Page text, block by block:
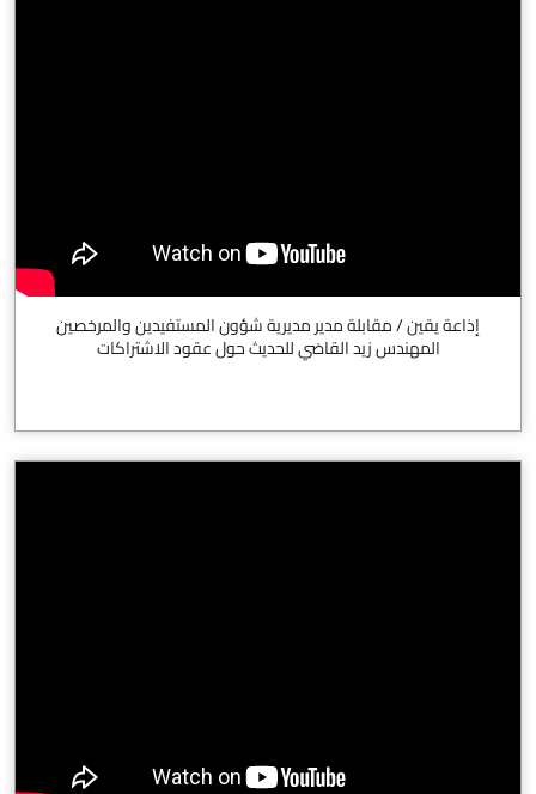
إذاعة يقين / مقابلة مدير مديرية شؤون المستفيدين والمرخصين
المهندس زيد القاضي للحديث حول عقود الاشتراكات